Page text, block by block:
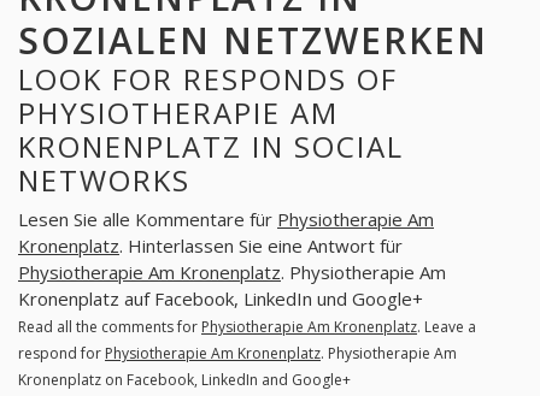
SOZIALEN NETZWERKEN
LOOK FOR RESPONDS OF
PHYSIOTHERAPIE AM
KRONENPLATZ IN SOCIAL
NETWORKS
Lesen Sie alle Kommentare für Physiotherapie Am
Kronenplatz. Hinterlassen Sie eine Antwort für
Physiotherapie Am Kronenplatz. Physiotherapie Am
Kronenplatz auf Facebook, LinkedIn und Google+
Read all the comments for Physiotherapie Am Kronenplatz. Leave a
respond for Physiotherapie Am Kronenplatz. Physiotherapie Am
Kronenplatz on Facebook, LinkedIn and Google+